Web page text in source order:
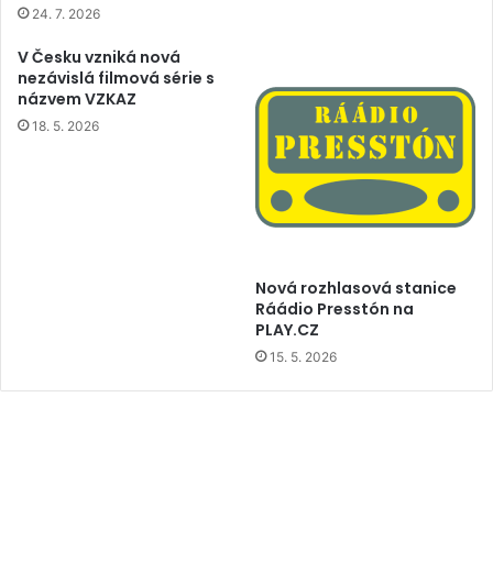
24. 7. 2026
V Česku vzniká nová
nezávislá filmová série s
názvem VZKAZ
18. 5. 2026
Nová rozhlasová stanice
Ráádio Presstón na
PLAY.CZ
15. 5. 2026